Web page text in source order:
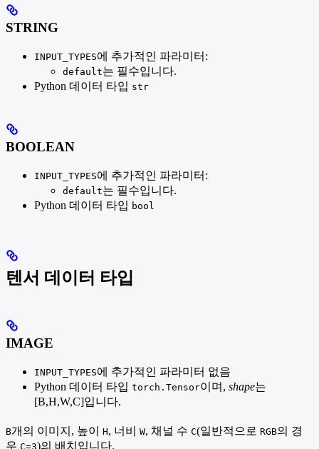
STRING
INPUT_TYPES에 추가적인 파라미터:
default는 필수입니다.
Python 데이터 타입 str
BOOLEAN
INPUT_TYPES에 추가적인 파라미터:
default는 필수입니다.
Python 데이터 타입 bool
텐서 데이터 타입
IMAGE
INPUT_TYPES에 추가적인 파라미터 없음
Python 데이터 타입 torch.Tensor이며, shape는
[B,H,W,C]입니다.
B개의 이미지, 높이 H, 너비 W, 채널 수 C(일반적으로 RGB의 경
우 C=3)의 배치입니다.